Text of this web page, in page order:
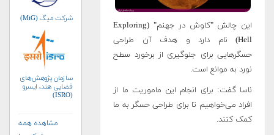
این چالش "کاوش در جهنم" (Exploring
Hell) نام دارد و هدف آن طراحی
حسگرهایی برای جلوگیری از برخورد سطح
نورد به موانع است.
ناسا گفت: برای انجام این ماموریت ما از
افراد می‌خواهیم تا برای طراحی حسگر به ما
کمک کنند.
شرکت میگ (MiG)
سازمان پژوهش‌های
فضایی هند، ایسرو
(ISRO)
مشاهده همه